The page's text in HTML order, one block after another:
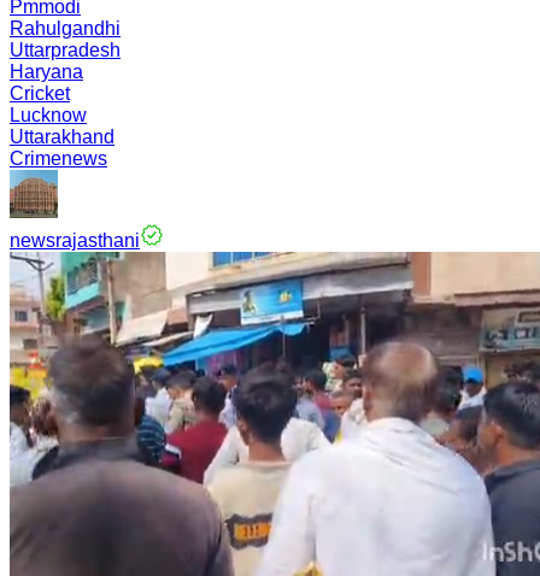
Pmmodi
Rahulgandhi
Uttarpradesh
Haryana
Cricket
Lucknow
Uttarakhand
Crimenews
newsrajasthani